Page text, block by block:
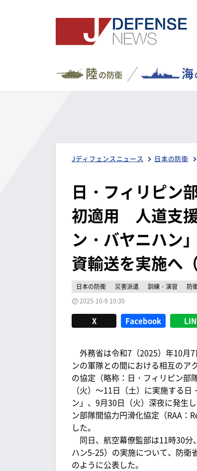
陸の防衛 海
Jディフェンスニュース 日本の防衛
日・フィリピン
初適用 人道支
ン・バヤニハン
資輸送を実施へ
日本の防衛 災害派遣 訓練・演習 防
2025-10-9 10:30
X Facebook
外務省は令和7（2025）年10月
ンの軍隊との間における相互のア
の協定（略称：日・フィリピン部
（火）～11日（土）に実施する
ン」、9月30日（火）深夜に発生
ン部隊間協力円滑化協定（RAA
した。
同日、航空幕僚監部は11時30分
ハン5-25）の実施について、防衛
のように公表した。